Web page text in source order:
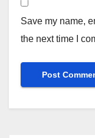
Save my name,
the next time I